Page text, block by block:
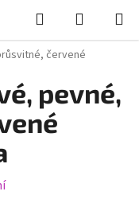
Hledat
KOŠÍK
červené
pevné,